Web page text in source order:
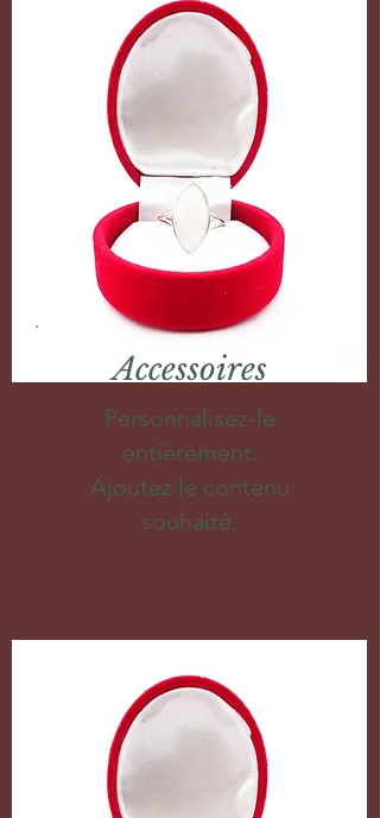
Accessoires
Personnalisez-le
entièrement.
Ajoutez le contenu
souhaité.